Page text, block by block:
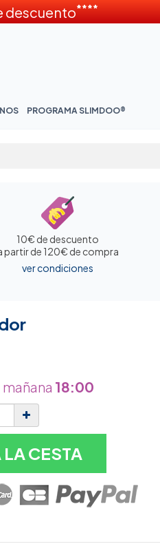
descuento****
PROGRAMA SLIMDOO®
10€ de descuento
partir de 120€ de compra
ver condiciones
18:00
CESTA